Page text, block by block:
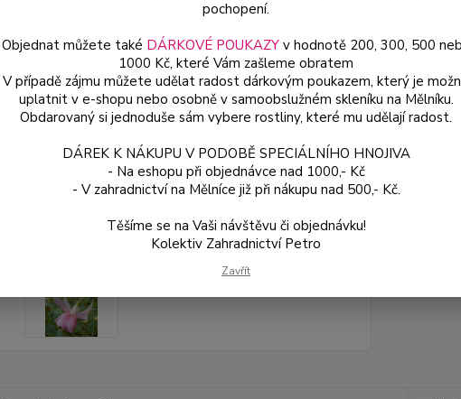
pochopení.
Objednat můžete také DÁRKOVÉ POUKAZYv hodnotě 200, 300, 500
1000 Kč, které Vám zašleme obratem
V případě zájmu můžete udělat radost dárkovým poukazem, který je
uplatnit v e-shopu nebo osobně v samoobslužném skleníku na Mělníku.
Obdarovaný si jednoduše sám vybere rostliny, které mu udělají radost.
DÁREK K NÁKUPU V PODOBĚ SPECIÁLNÍHO HNOJIVA
- Na eshopu při objednávce nad 1000,- Kč
- V zahradnictví na Mělníce již při nákupu nad 500,- Kč.
Těšíme se na Vaši návštěvu či objednávku!
Kolektiv Zahradnictví Petro
Zavřít